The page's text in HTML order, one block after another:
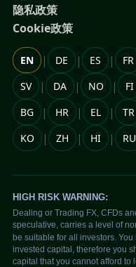
隐私政策
Cookie政策
EN | DE | ES | FR
SV | DA | NO | FI
BG | HR | EL | TR
KO | ZH | HI | RU